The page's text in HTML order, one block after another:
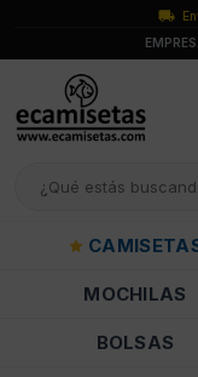
MOCHILAS
BOLSAS